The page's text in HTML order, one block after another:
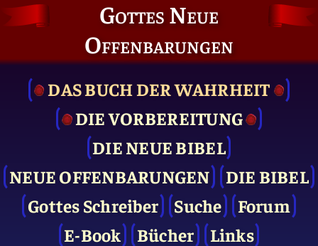
Gottes Neue
Offenbarungen
DAS BUCH DER WAHRHEIT
DIE VOR­BEREITUNG
DIE NEUE BIBEL
NEUE OFFENBARUNGEN
DIE BIBEL
Gottes Schreiber
Suche
Forum
E-Book
Bücher Links